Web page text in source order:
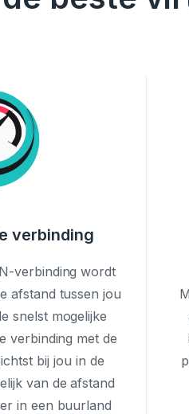
verbinding
verbinding wordt
afstand tussen jou
snelst mogelijke
verbinding met de
bij jou in de
van de afstand
in een buurland